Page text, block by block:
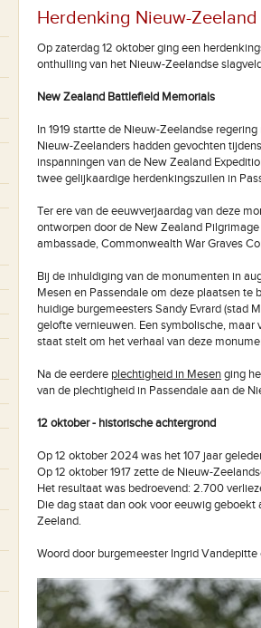
Herdenking Nieuw-
Op zaterdag 12 oktober ging een
onthulling van het Nieuw-Zeelandse
New Zealand Battlefield Memorials
In 1919 startte de Nieuw-Zeelandse
Nieuw-Zeelanders hadden gevochten
inspanningen van de New Zealand
twee gelijkaardige herdenkingszuilen in
Ter ere van de eeuwverjaardag van deze
ontworpen door de New Zealand
ambassade, Commonwealth War Graves
Bij de inhuldiging van de monumenten in
Mesen en Passendale om deze plaatsen
huidige burgemeesters Sandy Evrard (stad
gelofte vernieuwen. Een symbolische,
staat stelt om het verhaal van deze
Na de eerdere plechtigheid in Mesenging
van de plechtigheid in Passendale aan de
12 oktober - historische achtergrond
Op 12 oktober 2024 was het 107 jaar
Op 12 oktober 1917 zette de Nieuw-
Het resultaat was bedroevend: 2.700
Die dag staat dan ook voor eeuwig
Zeeland.
Woord door burgemeester Ingrid